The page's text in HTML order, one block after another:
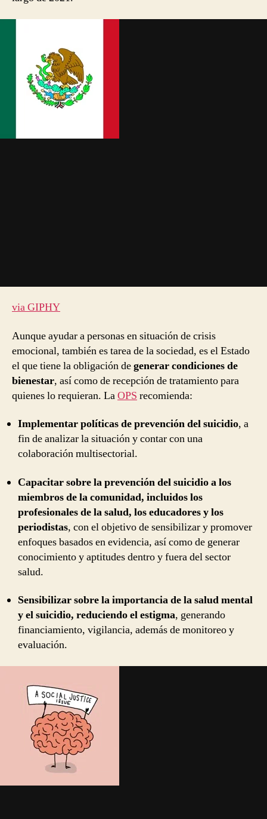
via GIPHY
Aunque ayudar a personas en situación de crisis
emocional, también es tarea de la sociedad, es el Estado
el que tiene la obligación degenerar condiciones de
bienestar, así como de recepción de tratamiento para
quienes lo requieran. LaOPS recomienda:
Implementar políticas de prevención del suicidio, a
fin de analizar la situación y contar con una
colaboración multisectorial.
Capacitar sobre la prevención del suicidio a los
miembros de la comunidad, incluidos los
profesionales de la salud, los educadores y los
periodistas, con el objetivo de sensibilizar y promover
enfoques basados en evidencia, así como de generar
conocimiento y aptitudes dentro y fuera del sector
salud.
Sensibilizar sobre la importancia de la salud mental
y el suicidio, reduciendo el estigma, generando
financiamiento, vigilancia, además de monitoreo y
evaluación.